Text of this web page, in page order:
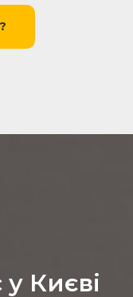
Києві